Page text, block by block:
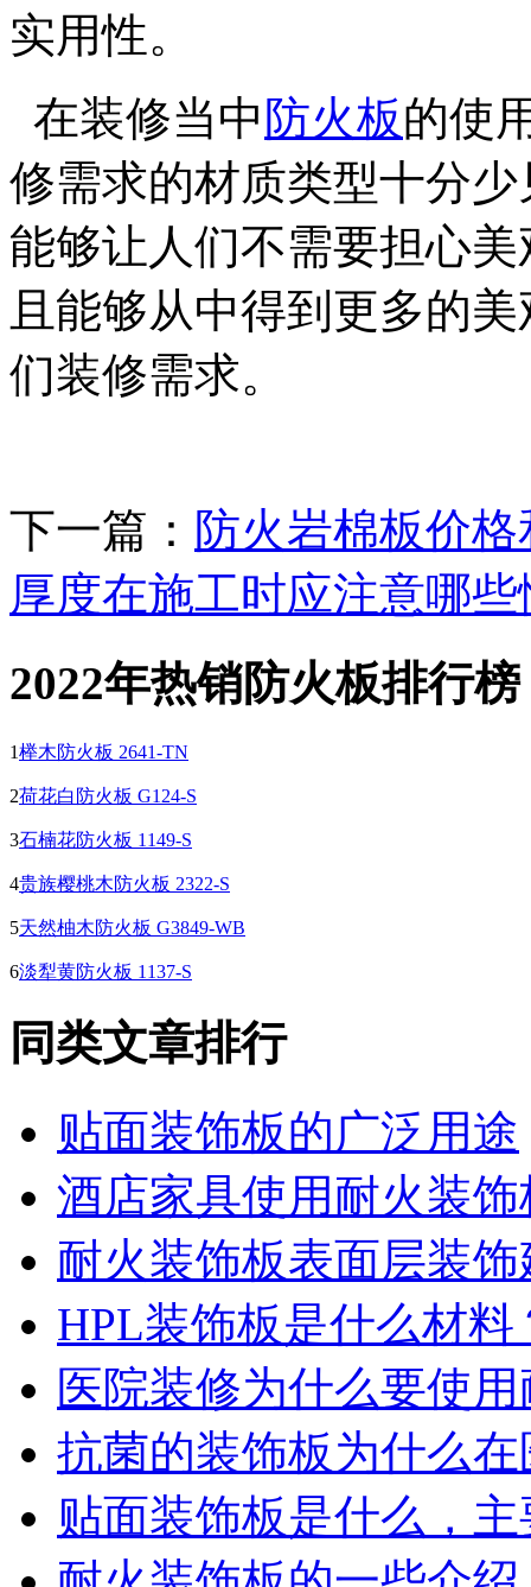
实用性。
在装修当中 防火板的使
修需求的材质类型十分
能够让人们不需要担心
且能够从中得到更多的
们装修需求。
下一篇： 防火岩棉板价
厚度在施工时应注意哪些
2022年热销防火板排行榜
1榉木防火板 2641-TN
2荷花白防火板 G124-S
3石楠花防火板 1149-S
4贵族樱桃木防火板 2322-S
5天然柚木防火板 G3849-WB
6淡犁黄防火板 1137-S
同类文章排行
贴面装饰板的广泛用途
酒店家具使用耐火装
耐火装饰板表面层装
HPL装饰板是什么材
医院装修为什么要使
抗菌的装饰板为什么
贴面装饰板是什么，